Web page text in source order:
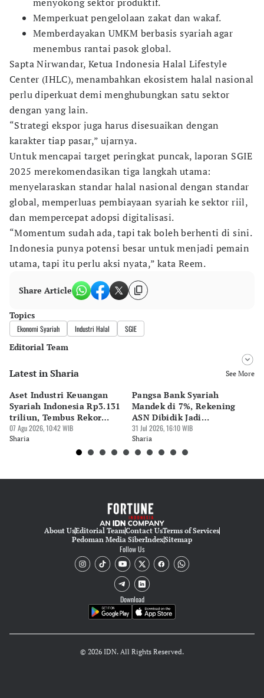
Memperkuat pengelolaan zakat dan wakaf.
Memberdayakan UMKM berbasis syariah agar
menembus rantai pasok global.
Sapta Nirwandar, Ketua Indonesia Halal Lifestyle
Center (IHLC), menambahkan ekosistem halal nasional
perlu diperkuat demi menghubungkan satu sektor
dengan yang lain.
“Strategi ekspor juga harus disesuaikan dengan
karakter tiap pasar,” ujarnya.
Untuk mencapai target peringkat puncak, laporan SGIE
2025 merekomendasikan tiga langkah utama:
menyelaraskan standar halal nasional dengan standar
global, memperluas pembiayaan syariah ke sektor riil,
dan mempercepat adopsi digitalisasi.
“Momentum sudah ada, tapi tak boleh berhenti di sini.
Indonesia punya potensi besar untuk menjadi pemain
utama, tapi itu perlu aksi nyata,” kata Reem.
Share Article
Topics
Ekonomi Syariah Industri Halal SGIE
Editorial Team
Editor
Editor
Bonardo Maulana
Latest in Sharia See More
Aset Industri Keuangan
Syariah Indonesia Rp3.131
triliun, Tembus Rekor
Sejarah
07 Agu 2026, 10:42 WIB
Sharia
Pangsa Bank Syariah
Mandek di 7%, Rekening
ASN Dibidik Jadi
Pendorong
31 Jul 2026, 16:10 WIB
Sharia
About UsEditorial TeamContact UsTerms of Services
Pedoman Media SiberIndexSitemap
Follow Us
Download
© 2026 IDN. All Rights Reserved.